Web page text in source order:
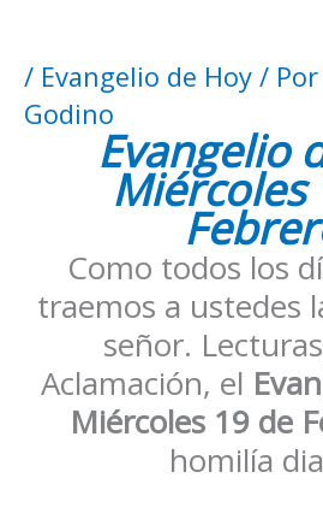
/ Evangelio de Hoy / Por
Godino
Evangelio
Miércoles
Como todos los
traemos a ustedes
señor.
Aclamación, el
Miércoles 19 de
homilía